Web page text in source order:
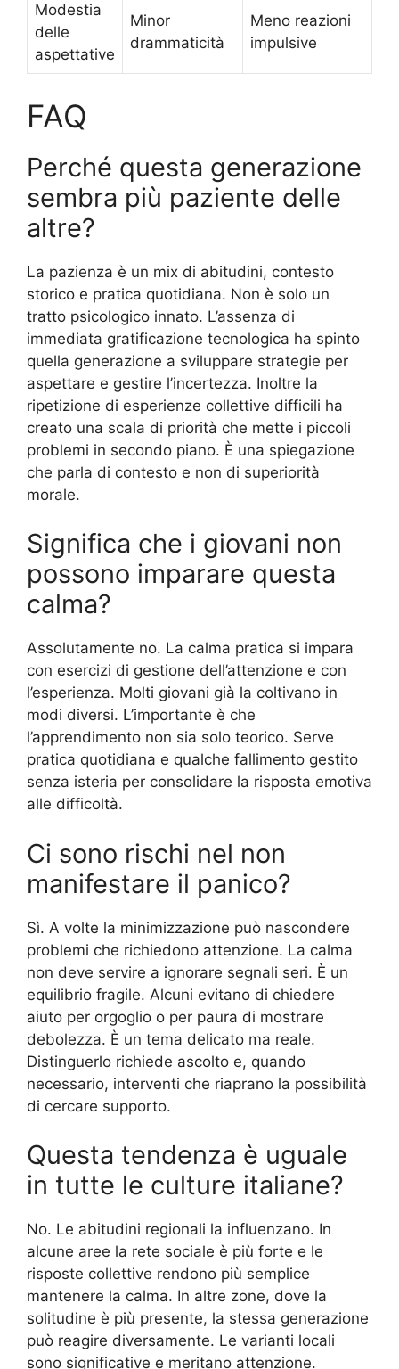
Modestia
delle
aspettative
Minor
drammaticità
Meno reazioni
impulsive
FAQ
Perché questa generazione
sembra più paziente delle
altre?
La pazienza è un mix di abitudini, contesto
storico e pratica quotidiana. Non è solo un
tratto psicologico innato. L’assenza di
immediata gratificazione tecnologica ha spinto
quella generazione a sviluppare strategie per
aspettare e gestire l’incertezza. Inoltre la
ripetizione di esperienze collettive difficili ha
creato una scala di priorità che mette i piccoli
problemi in secondo piano. È una spiegazione
che parla di contesto e non di superiorità
morale.
Significa che i giovani non
possono imparare questa
calma?
Assolutamente no. La calma pratica si impara
con esercizi di gestione dell’attenzione e con
l’esperienza. Molti giovani già la coltivano in
modi diversi. L’importante è che
l’apprendimento non sia solo teorico. Serve
pratica quotidiana e qualche fallimento gestito
senza isteria per consolidare la risposta emotiva
alle difficoltà.
Ci sono rischi nel non
manifestare il panico?
Sì. A volte la minimizzazione può nascondere
problemi che richiedono attenzione. La calma
non deve servire a ignorare segnali seri. È un
equilibrio fragile. Alcuni evitano di chiedere
aiuto per orgoglio o per paura di mostrare
debolezza. È un tema delicato ma reale.
Distinguerlo richiede ascolto e, quando
necessario, interventi che riaprano la possibilità
di cercare supporto.
Questa tendenza è uguale
in tutte le culture italiane?
No. Le abitudini regionali la influenzano. In
alcune aree la rete sociale è più forte e le
risposte collettive rendono più semplice
mantenere la calma. In altre zone, dove la
solitudine è più presente, la stessa generazione
può reagire diversamente. Le varianti locali
sono significative e meritano attenzione.